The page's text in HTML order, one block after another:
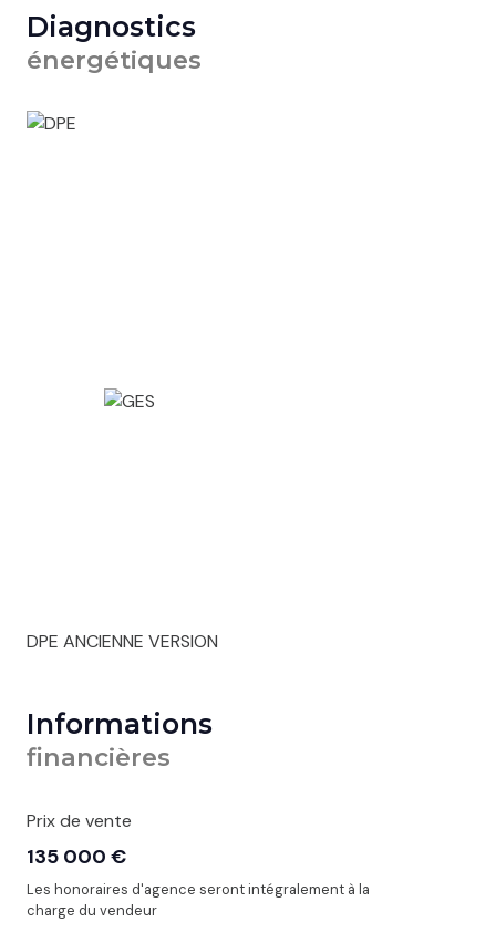
Diagnostics
énergétiques
DPE ANCIENNE VERSION
Informations
financières
Prix de vente
135 000 €
Les honoraires d'agence seront intégralement à la
charge du vendeur